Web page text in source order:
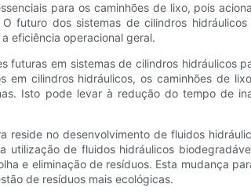
para os caminhões de lixo, pois
futuro dos sistemas de cilindros
eficiência operacional geral.
futuras em sistemas de cilindros hidráulicos
em cilindros hidráulicos, os caminhões de
Isto pode levar à redução do tempo de
reside no desenvolvimento de fluidos
utilização de fluidos hidráulicos
e eliminação de resíduos. Esta mudança
de resíduos mais ecológicas.